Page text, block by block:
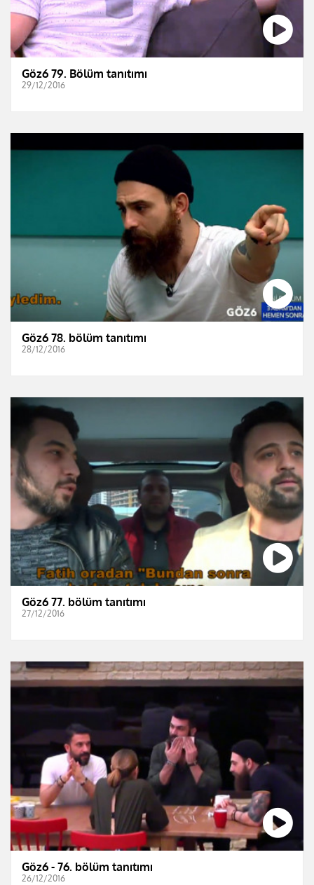
Göz6 79. Bölüm tanıtımı
29/12/2016
Göz6 78. bölüm tanıtımı
28/12/2016
Göz6 77. bölüm tanıtımı
27/12/2016
Göz6 - 76. bölüm tanıtımı
26/12/2016